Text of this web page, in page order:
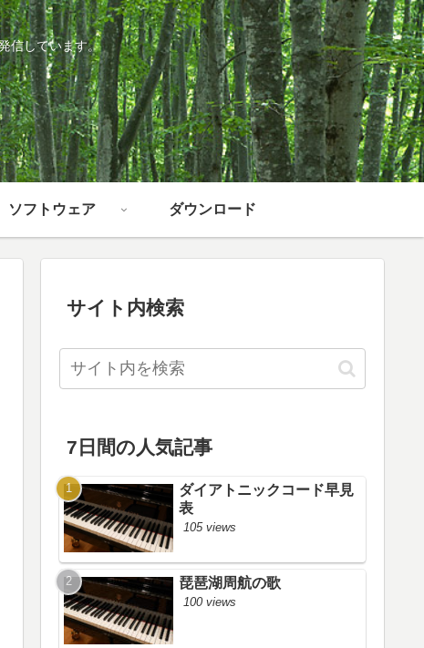
信しています。
ソフトウェア ダウンロード
サイト内検索
7日間の人気記事
ダイアトニックコード早見
表
105 views
琵琶湖周航の歌
100 views